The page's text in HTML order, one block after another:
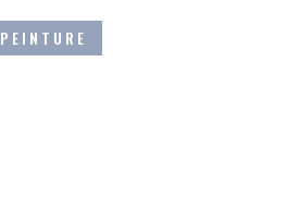
PEINTURE